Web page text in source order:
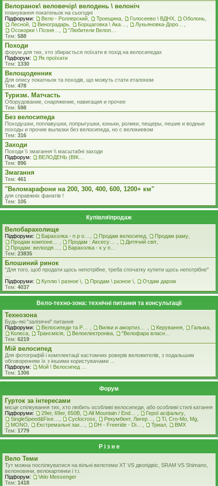
Велоранок\ веловечір\ велодень \ велоніч
планування покатеньок на сьогодні
Підфоруми:
Вело - Роллерский Троещина Голосеево \ ВДНХ Оболонь
Лесной
Виноградарь
Тем: 588
Походи
форум для тих, хто збирається поїхати в похід на велосипедах
Підфорум:
Як проїхати
Тем: 1330
Велощоденник
Для опису покатньок та походів, що можуть стати еталоном
Тем: 478
Туризм. Матчасть
Оборудование, снаряжение, навигация и прочее
Тем: 598
Без велосипеда
Походушки, поплавушки, попрыгушки, коньки, ролики, пещеры, пешие и водные
походы и прочие вылазки без велосипеда, но с велокиевом
Тем: 316
Заходи
Походи \\ змагання \\ масштабні заходи
Підфорум:
Тем: 896
Змагання
Тем: 461
"Веломарафони на 200, 300, 400, 600, 1200+ км"
для справжнiх фанатiв !
Тем: 105
Купівля\продаж
Велобарахолище
Підфоруми: Продам велосипед Продам раму
Дитячий світ
Тем: 23835
Блошиний ринок
"Для того, щоб продати щось непотрібне, треба спочатку купити щось непотрібне"
Підфоруми:
Куплю \ разное \ Продам \ разное \
Отдам даром
Тем: 4037
Вело-техно-зона: технічні питання та консультації
Технозона
Будь-які "залізячні" питання
Підфоруми:
Керування Гальма
Колеса
Трансмісія Велоелектроніка
Тем: 6219
Мiй велосипед
Для фотографій і комплектації кастомних роверiв веложителiв, з подальшим
обговоренням їх з іншими користувачами ...
Підфорум:
Тем: 1306
Форум
Гурток за інтересами
місце спілкування тих, хто любить особливі велосипеди, або особливі стилі катання
Підфоруми:
29er, 69er, 650B Герої асфальту
Cyclocross Ti, Cro-Mo, Mg
MONO
Триал
BMX
Тем: 1779
Р i з н е
Вело Теми
Тут можна поспілкуватися на вільні велотеми ХТ VS двопідвіс, SRAM VS Shimano,
велоновини, велокартинки і т.і.
Підфорум:
Velo Messenger
Тем: 1418